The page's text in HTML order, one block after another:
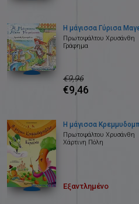
Η μάγισσα Γύρισα
Πρωτοψάλτου Χρυσάνθη
Γράφημα
€9,96
€9,46
Η μάγισσα
Πρωτοψάλτου Χρυσάνθη
Χάρτινη Πόλη
Εξαντλημένο